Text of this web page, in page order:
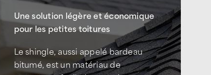
Une solution légère et économique
pour les petites toitures
Le shingle, aussi appelé bardeau
bitumé, est un matériau de